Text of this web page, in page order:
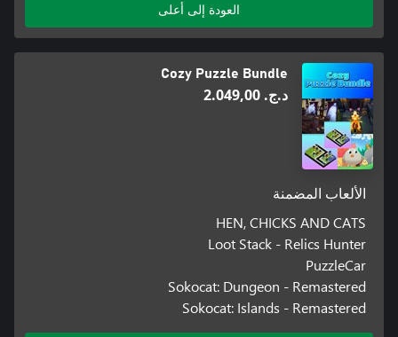
العودة إلى أعلى
Cozy Puzzle Bundle
د.ج.‏ 2.049,00
الألعاب المضمنة
HEN, CHICKS AND CATS
Loot Stack - Relics Hunter
PuzzleCar
Sokocat: Dungeon - Remastered
Sokocat: Islands - Remastered